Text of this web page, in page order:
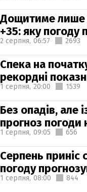
Дощитиме лише
+35: яку погоду
2 серпня, 06:57 2693
Спека на
рекордні
1 серпня, 20:00 1539
Без опадів, але
прогноз погоди
1 серпня, 09:05 656
Серпень приніс
погоду
1 серпня, 08:00 844